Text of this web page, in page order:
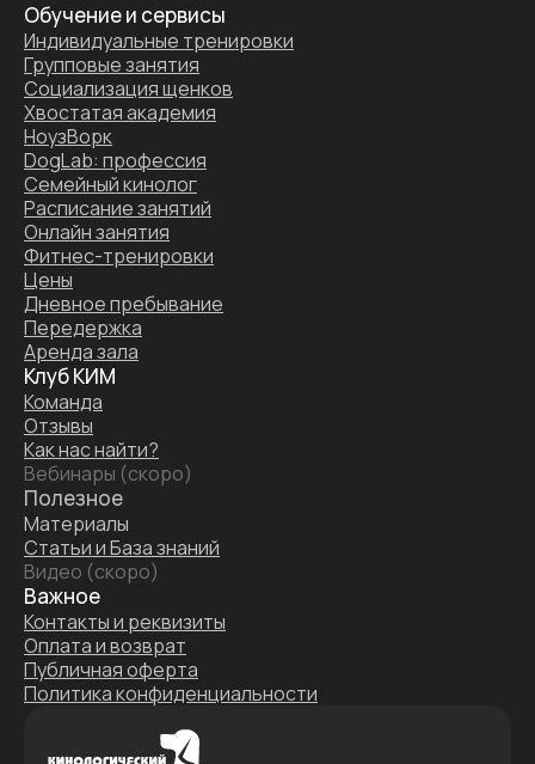
Обучение и сервисы
Индивидуальные тренировки
Групповые занятия
Социализация щенков
Хвостатая академия
НоузВорк
DogLab: профессия
Семейный кинолог
Расписание занятий
Онлайн занятия
Фитнес-тренировки
Цены
Дневное пребывание
Передержка
Аренда зала
Клуб КИМ
Команда
Отзывы
Как нас найти?
Вебинары (скоро)
Полезное
Материалы
Статьи и База знаний
Видео (скоро)
Важное
Контакты и реквизиты
Оплата и возврат
Публичная оферта
Политика конфиденциальности